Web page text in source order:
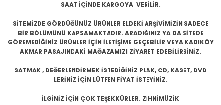
SAAT İÇİNDE KARGOYA VERİLİR.
SİTEMİZDE GÖRDÜĞÜNÜZ ÜRÜNLER ELDEKİ ARŞİVİMİZİN SADECE
BİR BÖLÜMÜNÜ KAPSAMAKTADIR. ARADIĞINIZ YA DA SİTEDE
GÖREMEDİĞİNİZ ÜRÜNLER İÇİN İLETİŞİME GEÇEBİLİR VEYA KADIKÖY
AKMAR PASAJINDAKİ MAĞAZAMIZI ZİYARET EDEBİLİRSİNİZ.
SATMAK , DEĞERLENDİRMEK İSTEDİĞİNİZ PLAK, CD, KASET, DVD
LERİNİZ İÇİN LÜTFEN FİYAT İSTEYİNİZ.
İLGİNİZ İÇİN ÇOK TEŞEKKÜRLER. ZİHNİMÜZİK